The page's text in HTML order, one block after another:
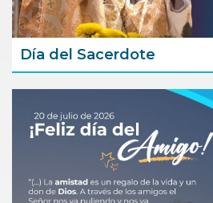
Día del Sacerdote